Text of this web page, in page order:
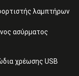
λαμπτήρων
ασύρματος
χρέωσης USB